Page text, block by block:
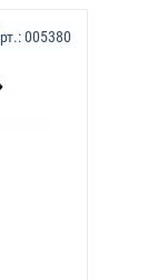
005380